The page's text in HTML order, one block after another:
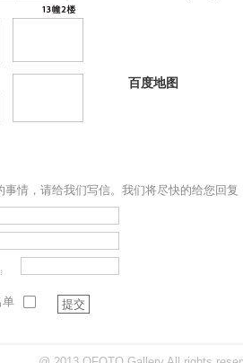
百度地图
事情，请给我们写信。我们将尽快的给您回复
单 提交